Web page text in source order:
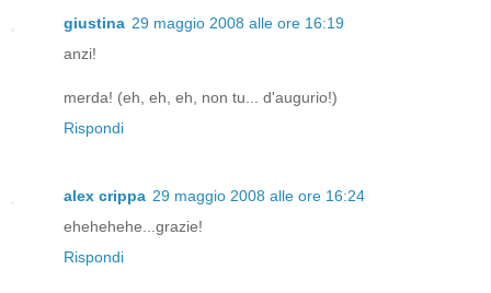
giustina 29 maggio 2008 alle ore 16:19
anzi!
merda! (eh, eh, eh, non tu... d'augurio!)
Rispondi
alex crippa 29 maggio 2008 alle ore 16:24
ehehehehe...grazie!
Rispondi